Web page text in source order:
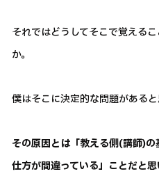
それではどうしてそこで覚える
か。
僕はそこに決定的な問題があると
その原因とは「教える側(講師)
仕方が間違っている」ことだと思